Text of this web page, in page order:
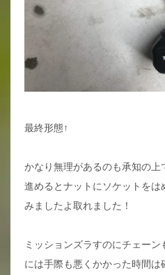
最終形態↑
かなり無理があるのも承知の
進めるとナットにソケットを
みましたよ取れました！
ミッションズラすのにチェー
には手際も悪くかかった時間は